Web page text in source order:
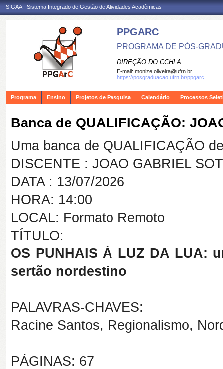
SIGAA - Sistema Integrado de Gestão de Atividades Acadêmicas
PPGARC
PROGRAMA DE PÓS-
DIREÇÃO DO CCHLA
E-mail: monize.oliveira@ufrn.br
https://posgraduacao.ufrn.br/ppgarc
Programa Ensino Projetos de Pesquisa Calendário Processos
Banca de QUALIFICAÇÃO:
Uma banca de QUALIFICAÇÃO
DISCENTE : JOAO GABRIEL
DATA : 13/07/2026
HORA: 14:00
LOCAL: Formato Remoto
TÍTULO:
OS PUNHAIS À LUZ DA LUA:
sertão nordestino
PALAVRAS-CHAVES:
Racine Santos, Regionalismo,
PÁGINAS: 67